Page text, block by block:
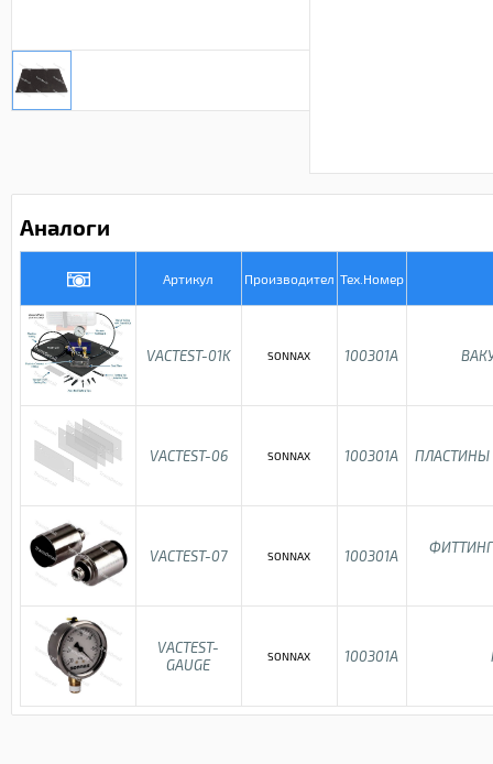
Аналоги
Артикул Производител Тех.Номер
VACTEST-01K SONNAX 100301A
VACTEST-06 SONNAX 100301A ПЛАСТИНЫ
VACTEST-07 SONNAX 100301A
VACTEST-
GAUGE
SONNAX 100301A